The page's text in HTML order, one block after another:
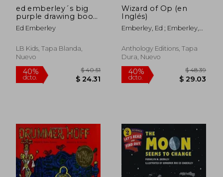
45%
dcto. $ 23.07
40%
dcto.
ed emberley´s big
purple drawing book
(en Inglés)
Ed Emberley
LB Kids, Tapa Blanda,
Nuevo
Wizard of Op (en
Inglés)
Emberley, Ed ; Emberley,
Anthology Editions, Tapa
Dura, Nuevo